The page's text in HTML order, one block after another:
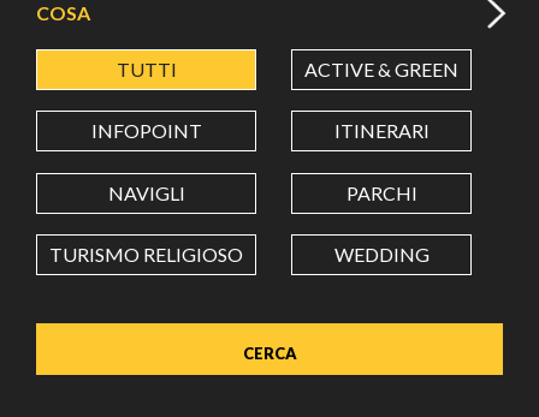
LATITUDINE
LONGITUDINE
Value in decimal degrees. Use dot (.) as decimal separator.
COSA
TUTTI ACTIVE & GREEN
INFOPOINT ITINERARI
NAVIGLI PARCHI
TURISMO RELIGIOSO WEDDING